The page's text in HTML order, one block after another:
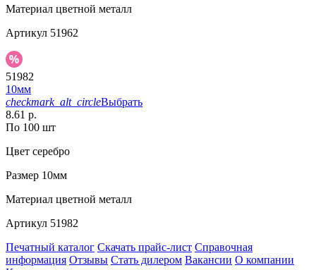
Материал цветной металл
Артикул 51962
51982
10мм
checkmark_alt_circleВыбрать
8.61 р.
По 100 шт
Цвет серебро
Размер 10мм
Материал цветной металл
Артикул 51982
Печатный каталог Скачать прайс-лист Справочная
информация Отзывы Стать дилером Вакансии О компании